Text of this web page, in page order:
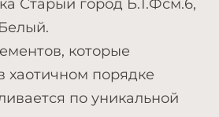
Старый город Б.1.Фсм.6,
которые
хаотичном порядке
по уникальной